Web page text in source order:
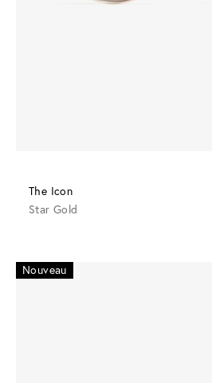
The Icon
Star Gold
Nouveau